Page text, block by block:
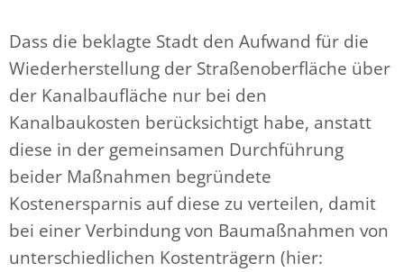
Dass die beklagte Stadt den Aufwand für die
Wiederherstellung der Straßenoberfläche über
der Kanalbaufläche nur bei den
Kanalbaukosten berücksichtigt habe, anstatt
diese in der gemeinsamen Durchführung
beider Maßnahmen begründete
Kostenersparnis auf diese zu verteilen, damit
bei einer Verbindung von Baumaßnahmen von
unterschiedlichen Kostenträgern (hier: